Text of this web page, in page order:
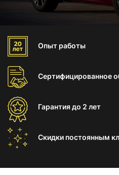
Опыт работы
Сертифицированное
Гарантиядо 2 лет
Скидки постоянным